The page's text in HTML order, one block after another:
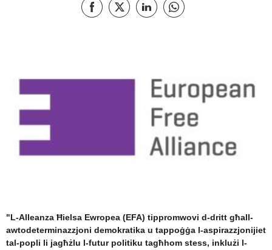
Qassam Facebook
Qassam XAqsam din il-paġna fuq LinkedIn
Aqsam din il-paġna fuq
"L-Alleanza Ħielsa Ewropea (EFA) tippromwovi d-dritt għall-
awtodeterminazzjoni demokratika u tappoġġa l-aspirazzjonijiet
tal-popli li jagħżlu l-futur politiku tagħhom stess, inklużi l-